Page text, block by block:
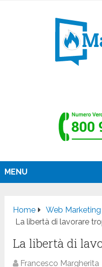
MENU
Home
Web Marketing
La libertà di lavorare
La libertà di
Francesco Margherita